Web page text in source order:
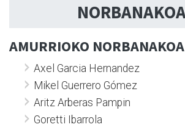
AMURRIOKO
Axel Garcia Hernandez
Mikel Guerrero Gómez
Aritz Arberas Pampin
Goretti Ibarrola